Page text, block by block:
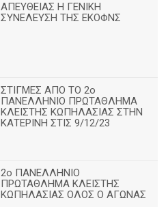
ΑΠΕΥΘΕΙΑΣ Η ΓΕΝΙΚΗ
ΣΥΝΕΛΕΥΣΗ ΤΗΣ ΕΚΟΦΝΣ
ΣΤΙΓΜΕΣ ΑΠΟ ΤΟ 2ο
ΠΑΝΕΛΛΗΝΙΟ ΠΡΩΤΑΘΛΗΜΑ
ΚΛΕΙΣΤΗΣ ΚΩΠΗΛΑΣΙΑΣ ΣΤΗΝ
ΚΑΤΕΡΙΝΗ ΣΤΙΣ 9/12/23
2ο ΠΑΝΕΛΛΗΝΙΟ
ΠΡΩΤΑΘΛΗΜΑ ΚΛΕΙΣΤΗΣ
ΚΩΠΗΛΑΣΙΑΣ ΟΛΟΣ Ο ΑΓΩΝΑΣ